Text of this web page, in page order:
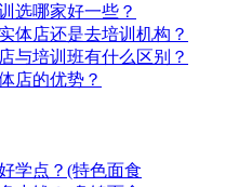
选哪家好一些？
体店还是去培训机构？
与培训班有什么区别？
店的优势？
学点？(特色面食